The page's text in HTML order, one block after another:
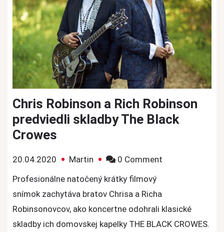
Chris Robinson a Rich Robinson
predviedli skladby The Black
Crowes
20.04.2020 Martin 0 Comment
Rich
Robinson
Profesionálne natočený krátky filmový
snímok zachytáva bratov Chrisa a Richa
Robinsonovcov, ako koncertne odohrali klasické
skladby ich domovskej kapelky THE BLACK CROWES.